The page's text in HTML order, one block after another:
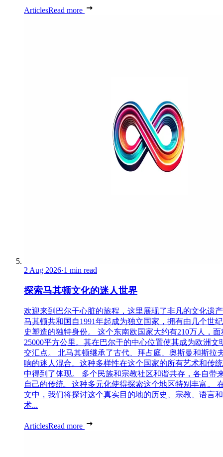
ArticlesRead more
2 Aug 2026·1 min read
探索马其顿文化的迷人世界
欢迎来到巴尔干心脏的旅程，这里展现了非凡的文化遗
马其顿共和国自1991年起成为独立国家，拥有由几个世
史塑造的独特身份。 这个东南欧国家大约有210万人，面
25000平方公里。其在巴尔干的中心位置使其成为欧洲文
交汇点。 北马其顿继承了古代、拜占庭、奥斯曼和斯拉
响的迷人混合。这种多样性在这个国家的所有艺术和传
中得到了体现。 多个民族和宗教社区和谐共存，各自带
自己的传统。这种多元化使得探索这个地区特别丰富。
文中，我们将探讨这个真实目的地的历史、宗教、语言
术...
ArticlesRead more